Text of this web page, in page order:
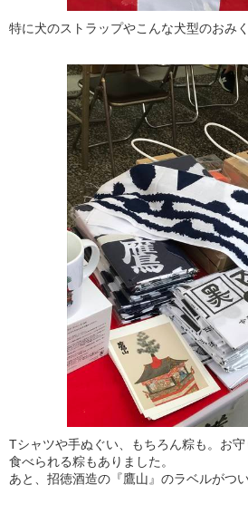
特に犬のストラップやこんな犬型のおみ
Tシャツや手ぬぐい、もちろん粽も。お守
食べられる粽もありました。
あと、招徳酒造の『鷹山』のラベルがつ